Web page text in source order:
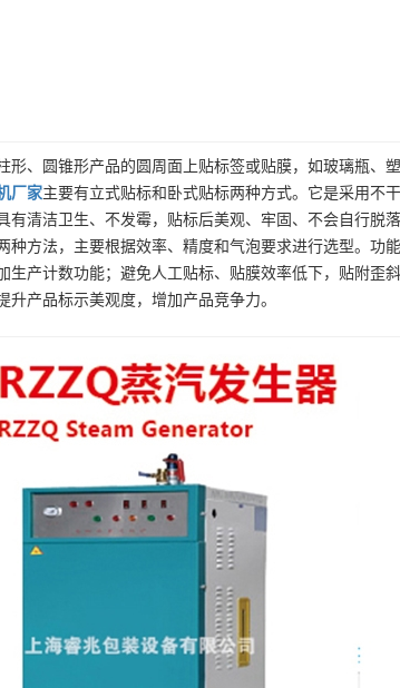
形、圆锥形产品的圆周面上贴标签或贴膜，如玻璃瓶、
厂家主要有立式贴标和卧式贴标两种方式。它是采用不
有清洁卫生、不发霉，贴标后美观、牢固、不会自行脱
种方法，主要根据效率、精度和气泡要求进行选型。功
生产计数功能；避免人工贴标、贴膜效率低下，贴附歪
产品标示美观度，增加产品竞争力。